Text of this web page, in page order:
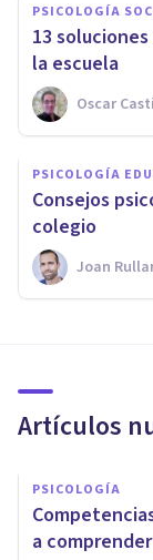
PSICOLOGÍA
​13
la escuela
Oscar
PSICOLOGÍA
Consejos
colegio
Joan
Artículos
PSICOLOGÍA
a